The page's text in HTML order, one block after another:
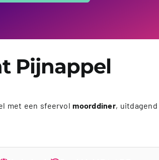
Pijnappel
met een sfeervolmoorddiner,